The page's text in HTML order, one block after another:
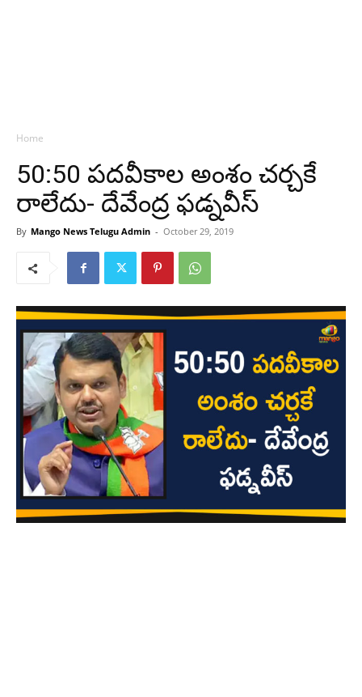
Home
50:50 పదవీకాల అంశం చర్చకే
రాలేదు- దేవేంద్ర ఫడ్నవీస్
By Mango News Telugu Admin - October 29, 2019